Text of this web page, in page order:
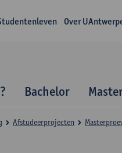
Over
Bachelor
Afstudeerprojecten